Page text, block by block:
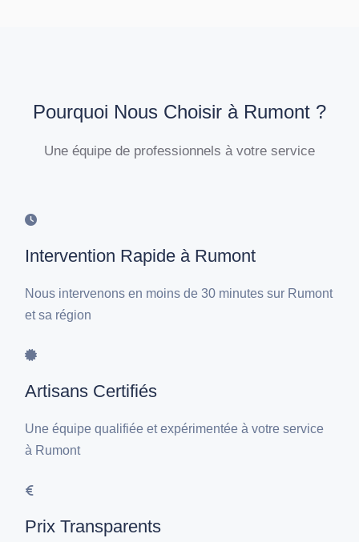
Pourquoi Nous Choisir à Rumont ?
Une équipe de professionnels à votre service
Intervention Rapide à Rumont
Nous intervenons en moins de 30 minutes sur Rumont
et sa région
Artisans Certifiés
Une équipe qualifiée et expérimentée à votre service
à Rumont
Prix Transparents